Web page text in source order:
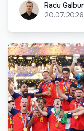
Radu GalburRadu Galbur
20.07.2026